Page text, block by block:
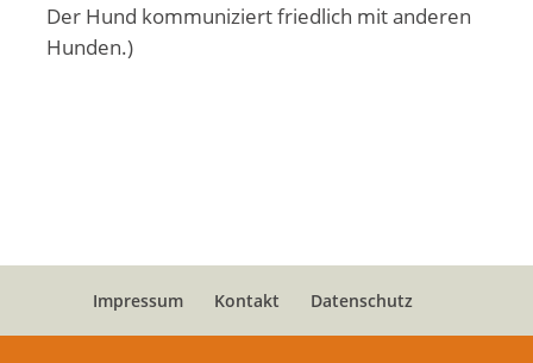
Der Hund kommuniziert friedlich mit anderen
Hunden.)
Impressum Kontakt Datenschutz